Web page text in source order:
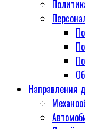
Направления